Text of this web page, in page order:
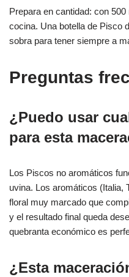
Prepara en cantidad: con
cocina. Una botella de Pisco
sobra para tener siempre a
Preguntas
¿Puedo usar
para esta
Los Piscos no aromáticos
uvina. Los aromáticos (Italia,
floral muy marcado que
y el resultado final queda
quebranta económico es
¿Esta